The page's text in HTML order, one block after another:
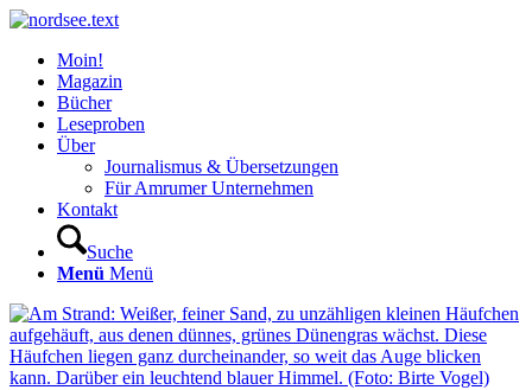
Moin!
Magazin
Bücher
Leseproben
Über
Journalismus & Übersetzungen
Für Amrumer Unternehmen
Kontakt
Suche
Menü Menü